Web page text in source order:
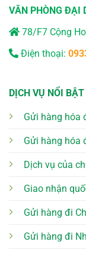
VĂN PHÒNG ĐẠI
78/F7 Cộng
Điện thoại:
DỊCH VỤ NỔI BẬT
Gửi hàng hóa
Gửi hàng hóa
Dịch vụ của
Giao nhận
Gửi hàng đi
Gửi hàng đi